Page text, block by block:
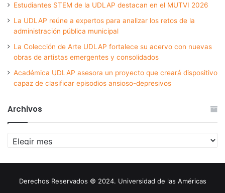
Estudiantes STEM de la UDLAP destacan en el MUTVI 2026
La UDLAP reúne a expertos para analizar los retos de la
administración pública municipal
La Colección de Arte UDLAP fortalece su acervo con nuevas
obras de artistas emergentes y consolidados
Académica UDLAP asesora un proyecto que creará dispositivo
capaz de clasificar episodios ansioso-depresivos
Archivos
Archivos
Derechos Reservados © 2024. Universidad de las Américas